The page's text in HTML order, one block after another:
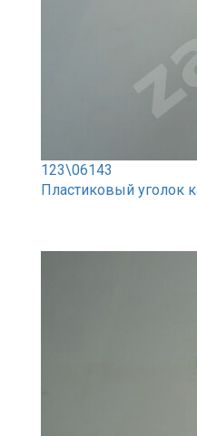
123\06143
Пластиковый уголок